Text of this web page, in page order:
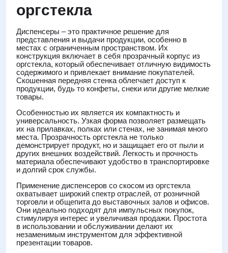
оргстекла
Диспенсеры – это практичное решение для
представления и выдачи продукции, особенно в
местах с ограниченным пространством. Их
конструкция включает в себя прозрачный корпус из
оргстекла, который обеспечивает отличную видимость
содержимого и привлекает внимание покупателей.
Скошенная передняя стенка облегчает доступ к
продукции, будь то конфеты, снеки или другие мелкие
товары.
Особенностью их является их компактность и
универсальность. Узкая форма позволяет размещать
их на прилавках, полках или стенах, не занимая много
места. Прозрачность оргстекла не только
демонстрирует продукт, но и защищает его от пыли и
других внешних воздействий. Легкость и прочность
материала обеспечивают удобство в транспортировке
и долгий срок службы.
Применение диспенсеров со скосом из оргстекла
охватывает широкий спектр отраслей, от розничной
торговли и общепита до выставочных залов и офисов.
Они идеально подходят для импульсных покупок,
стимулируя интерес и увеличивая продажи. Простота
в использовании и обслуживании делают их
незаменимым инструментом для эффективной
презентации товаров.